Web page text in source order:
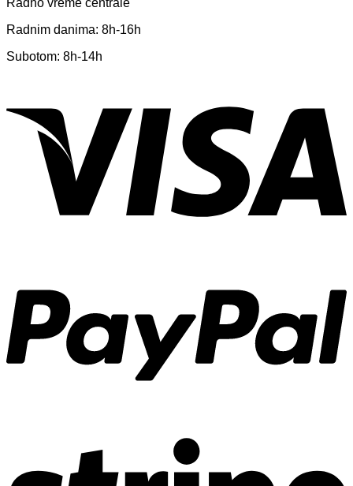
Radnim danima: 8h-16h
Subotom: 8h-14h